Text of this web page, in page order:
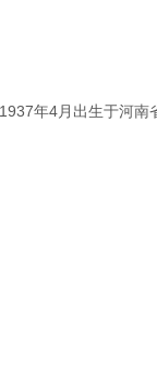
年4月出生于河南